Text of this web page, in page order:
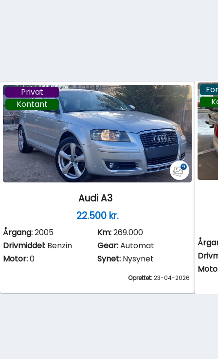
Kontant
Privat
Audi A3
22.500 kr.
Årgang:2005 Km:269.000
Drivmiddel: Benzin Gear:Automat
Motor:0 Synet:Nysynet
Oprettet:23-04-2026